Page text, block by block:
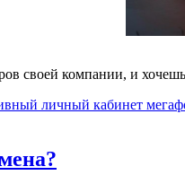
своей компании, и
личный кабинет